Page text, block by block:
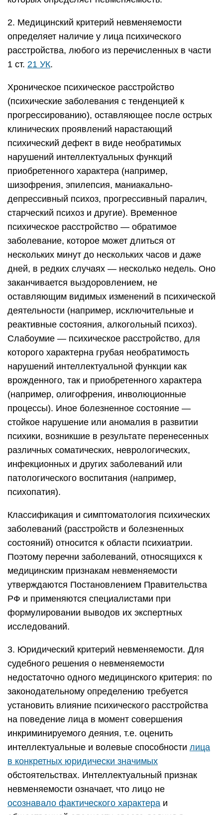
2. Медицинский критерий невменяемости
определяет наличие у лица психического
расстройства, любого из перечисленных в части
1 ст. 21 УК.
Хроническое психическое расстройство
(психические заболевания с тенденцией к
прогрессированию), оставляющее после острых
клинических проявлений нарастающий
психический дефект в виде необратимых
нарушений интеллектуальных функций
приобретенного характера (например,
шизофрения, эпилепсия, маниакально-
депрессивный психоз, прогрессивный паралич,
старческий психоз и другие). Временное
психическое расстройство — обратимое
заболевание, которое может длиться от
нескольких минут до нескольких часов и даже
дней, в редких случаях — несколько недель. Оно
заканчивается выздоровлением, не
оставляющим видимых изменений в психической
деятельности (например, исключительные и
реактивные состояния, алкогольный психоз).
Слабоумие — психическое расстройство, для
которого характерна грубая необратимость
нарушений интеллектуальной функции как
врожденного, так и приобретенного характера
(например, олигофрения, инволюционные
процессы). Иное болезненное состояние —
стойкое нарушение или аномалия в развитии
психики, возникшие в результате перенесенных
различных соматических, неврологических,
инфекционных и других заболеваний или
патологического воспитания (например,
психопатия).
Классификация и симптоматология психических
заболеваний (расстройств и болезненных
состояний) относится к области психиатрии.
Поэтому перечни заболеваний, относящихся к
медицинским признакам невменяемости
утверждаются Постановлением Правительства
РФ и применяются специалистами при
формулировании выводов их экспертных
исследований.
3. Юридический критерий невменяемости. Для
судебного решения о невменяемости
недостаточно одного медицинского критерия: по
законодательному определению требуется
установить влияние психического расстройства
на поведение лица в момент совершения
инкриминируемого деяния, т.е. оценить
интеллектуальные и волевые способности лица
в конкретных юридически значимых
обстоятельствах. Интеллектуальный признак
невменяемости означает, что лицо не
осознавало фактического характера и